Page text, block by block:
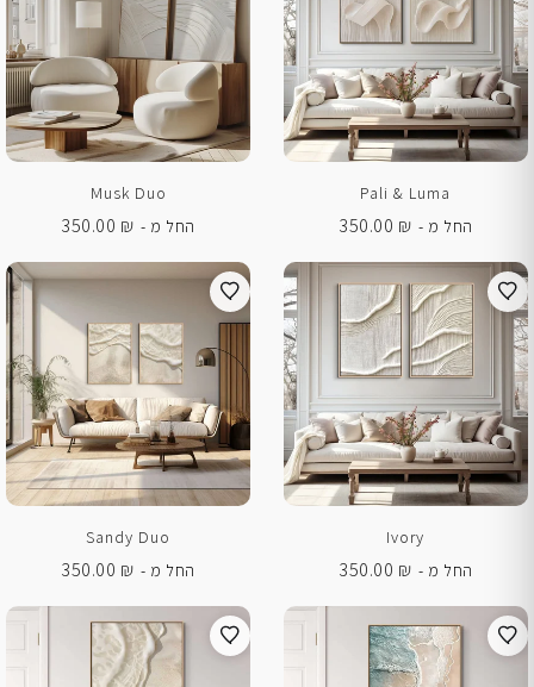
Pali & Luma
החל מ -
350.00 ₪
Musk Duo
החל מ -
350.00 ₪
Ivory
החל מ -
350.00 ₪
Sandy Duo
החל מ -
350.00 ₪